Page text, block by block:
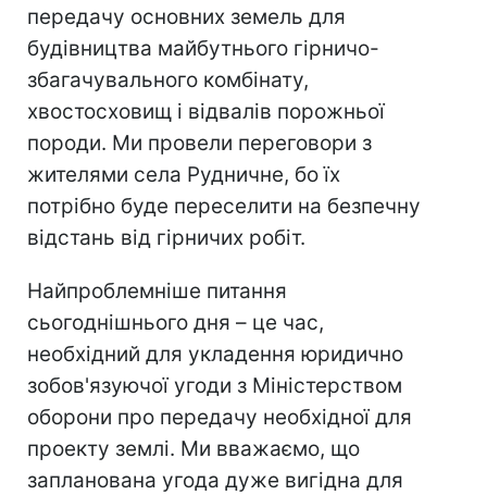
передачу основних земель для
будівництва майбутнього гірничо-
збагачувального комбінату,
хвостосховищ і відвалів порожньої
породи. Ми провели переговори з
жителями села Рудничне, бо їх
потрібно буде переселити на безпечну
відстань від гірничих робіт.
Найпроблемніше питання
сьогоднішнього дня – це час,
необхідний для укладення юридично
зобов'язуючої угоди з Міністерством
оборони про передачу необхідної для
проекту землі. Ми вважаємо, що
запланована угода дуже вигідна для